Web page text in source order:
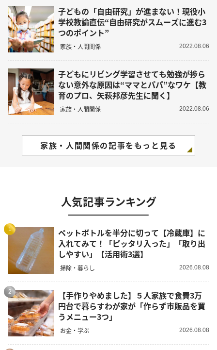
子どもの「自由研究」が進まない！現役小
学校教諭直伝“自由研究がスムーズに進む3
つのポイント”
家族・人間関係 2022.08.06
子どもにリビング学習させても勉強が捗ら
ない意外な原因は“ママとパパ”なワケ【教
育のプロ、矢萩邦彦先生に聞く】
家族・人間関係 2022.08.06
家族・人間関係の記事をもっと見る
人気記事ランキング
1
ペットボトルを半分に切って【冷蔵庫】に
入れてみて！「ピッタリ入った」「取り出
しやすい」【活用術3選】
掃除・暮らし 2026.08.08
2
【手作りやめました】５人家族で食費3万
円台で暮らすわが家が「作らず市販品を買
うメニュー3つ」
お金・学ぶ 2026.08.08